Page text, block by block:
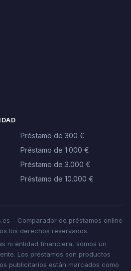
Préstamo de 300 €
Préstamo de 1.000 €
Préstamo de 3.000 €
Préstamo de 10.000 €
– Comparador de préstamos online
los derechos reservados.
ni entidad financiera, somos un
Los préstamos son productos
publicitarios están marcados como